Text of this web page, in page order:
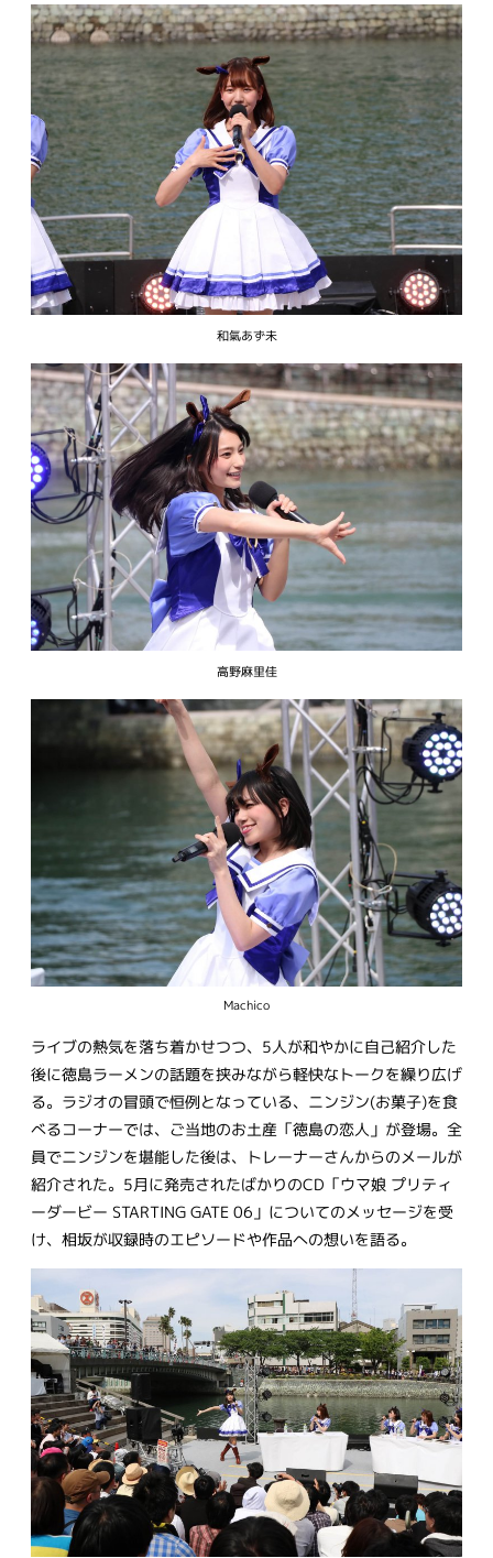
和氣あず未
高野麻里佳
Machico
ライブの熱気を落ち着かせつつ、5人が和やかに自己紹介した
後に徳島ラーメンの話題を挟みながら軽快なトークを繰り広げ
る。ラジオの冒頭で恒例となっている、ニンジン(お菓子)を食
べるコーナーでは、ご当地のお土産「徳島の恋人」が登場。全
員でニンジンを堪能した後は、トレーナーさんからのメールが
紹介された。5月に発売されたばかりのCD「ウマ娘 プリティ
ーダービー STARTING GATE 06」についてのメッセージを受
け、相坂が収録時のエピソードや作品への想いを語る。